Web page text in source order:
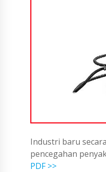
Industri baru
pencegahan
PDF >>